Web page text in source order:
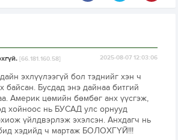
[66.181.160.58] 2025-08-07 12:03:06
эхлүүлээгүй бол тэднийг хэн ч
байсан. Бусдад энэ дайнаа битгий
Америк цөмийн бөмбөг анх үүсгэж,
хойноос нь БУСАД улс орнууд
үйлдвэрлэж эхэлсэн. Анхдагч нь
хэдийд ч мартаж БОЛОХГҮЙ!!!